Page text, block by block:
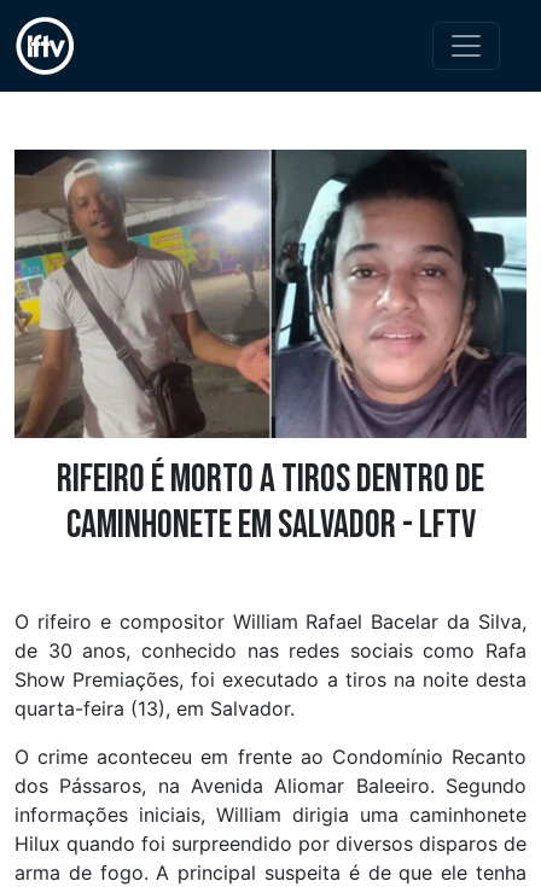
Rifeiro é morto a tiros dentro de
caminhonete em Salvador - LFTV
O rifeiro e compositor William Rafael Bacelar da Silva,
de 30 anos, conhecido nas redes sociais como Rafa
Show Premiações, foi executado a tiros na noite desta
quarta-feira (13), em Salvador.
O crime aconteceu em frente ao Condomínio Recanto
dos Pássaros, na Avenida Aliomar Baleeiro. Segundo
informações iniciais, William dirigia uma caminhonete
Hilux quando foi surpreendido por diversos disparos de
arma de fogo. A principal suspeita é de que ele tenha